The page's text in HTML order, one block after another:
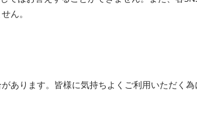
ん。
ります。皆様に気持ちよくご利用いただく為